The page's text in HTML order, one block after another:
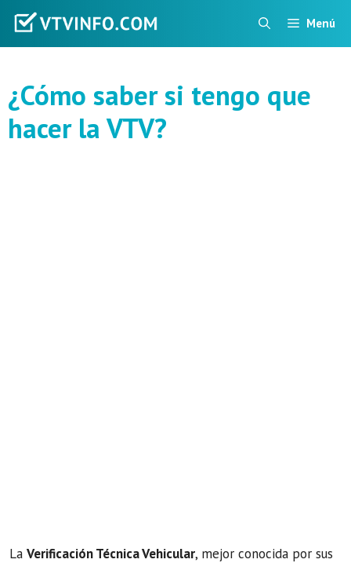
Saltar
Menú
¿Cómo saber si tengo que
hacer la VTV?
La Verificación Técnica Vehicular, mejor conocida por sus